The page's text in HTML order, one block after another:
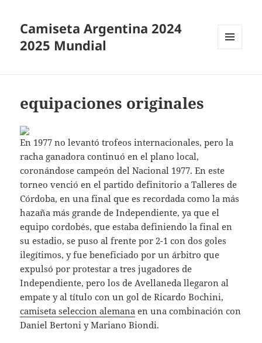
Camiseta Argentina 2024
2025 Mundial
equipaciones originales
En 1977 no levantó trofeos internacionales, pero la
racha ganadora continuó en el plano local,
coronándose campeón del Nacional 1977. En este
torneo venció en el partido definitorio a Talleres de
Córdoba, en una final que es recordada como la más
hazaña más grande de Independiente, ya que el
equipo cordobés, que estaba definiendo la final en
su estadio, se puso al frente por 2-1 con dos goles
ilegítimos, y fue beneficiado por un árbitro que
expulsó por protestar a tres jugadores de
Independiente, pero los de Avellaneda llegaron al
empate y al título con un gol de Ricardo Bochini,
camiseta seleccion alemana en una combinación con
Daniel Bertoni y Mariano Biondi.